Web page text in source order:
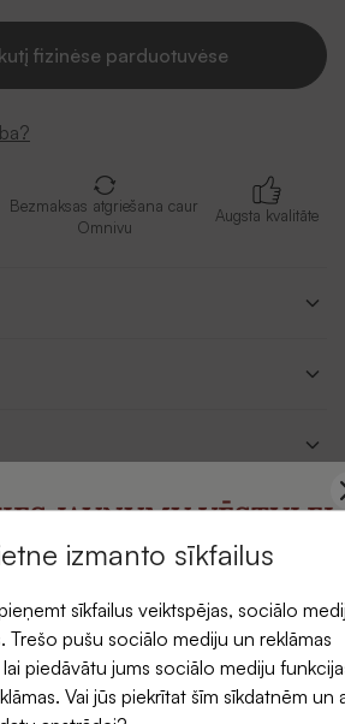
fizinėse parduotuvėse
Bezmaksas atgriešana caur
Omnivu
Augsta kvalitāte
Atsauksmes
JAUNUMU VĒSTULEI
pasūtījumam.
izmanto sīkfailus
sīkfailus veiktspējas, sociālo
Trešo pušu sociālo mediju un reklāmas
piedāvātu jums sociālo mediju
Vai jūs piekrītat šīm sīkdatnēm un